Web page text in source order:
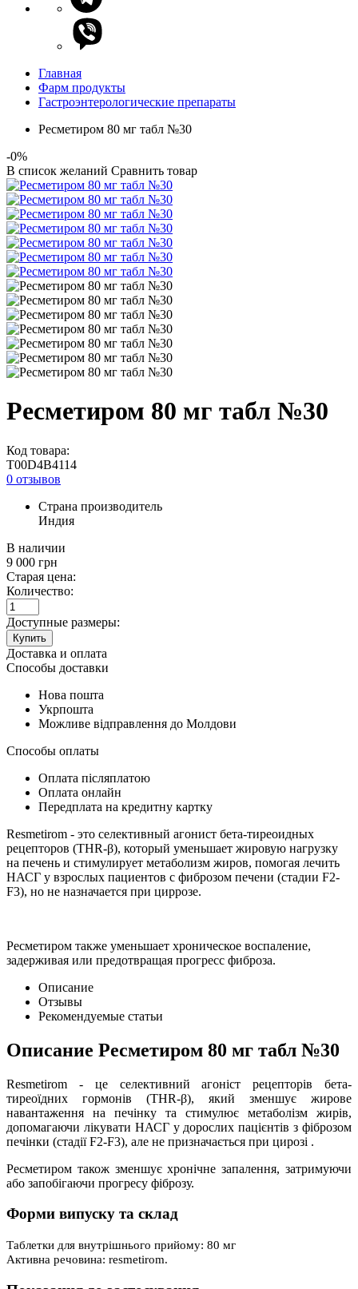
Главная
Фарм продукты
Гастроэнтерологические препараты
Ресметиром 80 мг табл №30
-0%
В список желаний Сравнить товар
Ресметиром 80 мг табл №30
Код товара:
T00D4B4114
0 отзывов
Страна производитель
Индия
В наличии
9 000 грн
Старая цена:
Количество:
Доступные размеры:
Купить
Доставка и оплата
Способы доставки
Нова пошта
Укрпошта
Можливе відправлення до Молдови
Способы оплаты
Оплата післяплатою
Оплата онлайн
Передплата на кредитну картку
Resmetirom - это селективный агонист бета-тиреоидных
рецепторов (THR-β), который уменьшает жировую нагрузку
на печень и стимулирует метаболизм жиров, помогая лечить
НАСГ у взрослых пациентов с фиброзом печени (стадии F2-
F3), но не назначается при циррозе.
Ресметиром также уменьшает хроническое воспаление,
задерживая или предотвращая прогресс фиброза.
Описание
Отзывы
Рекомендуемые статьи
Описание Ресметиром 80 мг табл №30
Resmetirom - це селективний агоніст рецепторів бета-
тиреоїдних гормонів (THR-β), який зменшує жирове
навантаження на печінку та стимулює метаболізм жирів,
допомагаючи лікувати НАСГ у дорослих пацієнтів з фіброзом
печінки (стадії F2-F3), але не призначається при цирозі .
Ресметиром також зменшує хронічне запалення, затримуючи
або запобігаючи прогресу фіброзу.
Форми випуску та склад
Таблетки для внутрішнього прийому: 80 мг
Активна речовина: resmetirom.